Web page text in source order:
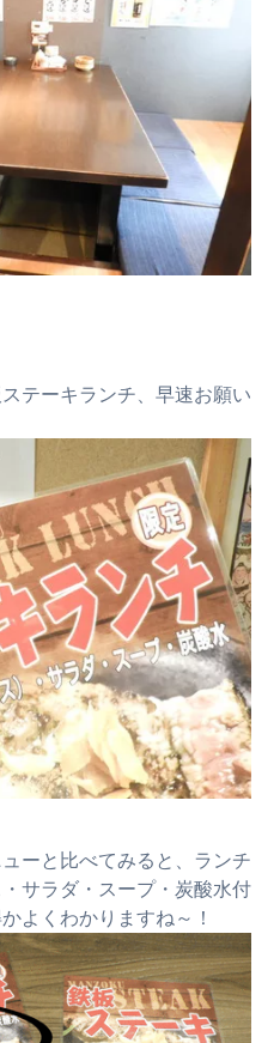
テーキランチ、早速お願い
ーと比べてみると、ランチ
サラダ・スープ・炭酸水付
よくわかりますね～！